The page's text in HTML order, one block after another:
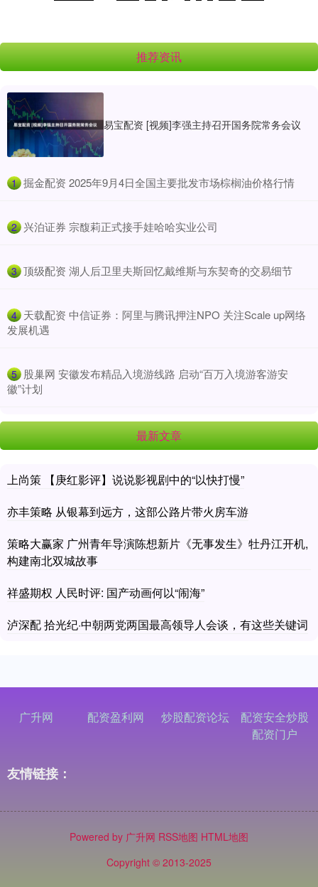
推荐资讯
易宝配资 [视频]李强主持召开国务院常务会议
1 ​掘金配资 2025年9月4日全国主要批发市场棕榈油价格行情
2 ​兴泊证券 宗馥莉正式接手娃哈哈实业公司
3 ​顶级配资 湖人后卫里夫斯回忆戴维斯与东契奇的交易细节
4 ​天载配资 中信证券：阿里与腾讯押注NPO 关注Scale up网络
发展机遇
5 ​股巢网 安徽发布精品入境游线路 启动“百万入境游客游安
徽”计划
最新文章
上尚策 【庚红影评】说说影视剧中的“以快打慢”
亦丰策略 从银幕到远方，这部公路片带火房车游
策略大赢家 广州青年导演陈想新片《无事发生》牡丹江开机,
构建南北双城故事
祥盛期权 人民时评: 国产动画何以“闹海”
泸深配 拾光纪·中朝两党两国最高领导人会谈，有这些关键词
广升网 配资盈利网 炒股配资论坛
配资安全炒股
配资门户
友情链接：
Powered by 广升网 RSS地图 HTML地图
Copyright © 2013-2025